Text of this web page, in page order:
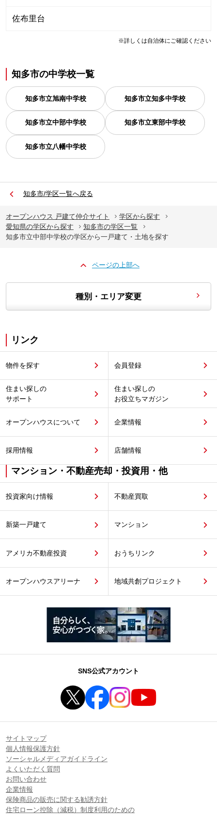
佐布里台
※詳しくは自治体にご確認ください
知多市の中学校一覧
知多市立旭南中学校 知多市立知多中学校
知多市立中部中学校 知多市立東部中学校
知多市立八幡中学校
知多市/学区一覧へ戻る
オープンハウス 戸建て仲介サイト
学区から探す
愛知県の学区から探す
知多市の学区一覧
知多市立中部中学校の学区から一戸建て・土地を探す
ページの上部へ
種別・エリア変更
リンク
物件を探す 会員登録
住まい探しの
サポート
住まい探しの
お役立ちマガジン
オープンハウスについて 企業情報
採用情報 店舗情報
マンション・不動産売却・投資用・他
投資家向け情報 不動産買取
新築一戸建て マンション
アメリカ不動産投資 おうちリンク
オープンハウスアリーナ 地域共創プロジェクト
SNS公式アカウント
サイトマップ
個人情報保護方針
ソーシャルメディアガイドライン
よくいただく質問
お問い合わせ
企業情報
保険商品の販売に関する勧誘方針
住宅ローン控除（減税）制度利用のための